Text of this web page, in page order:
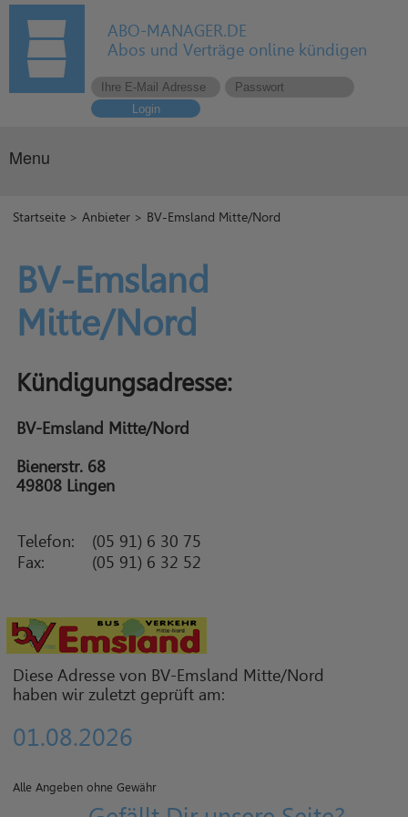
ABO-MANAGER.DE
Abos und Verträge online kündigen
Login
Menu
Startseite >Anbieter > BV-Emsland Mitte/Nord
BV-Emsland
Mitte/Nord
Kündigungsadresse:
BV-Emsland Mitte/Nord
Bienerstr. 68
49808 Lingen
Telefon:
(05 91) 6 30 75
Fax:
(05 91) 6 32 52
Diese Adresse von BV-Emsland Mitte/Nord
haben wir zuletzt geprüft am:
01.08.2026
Alle Angeben ohne Gewähr